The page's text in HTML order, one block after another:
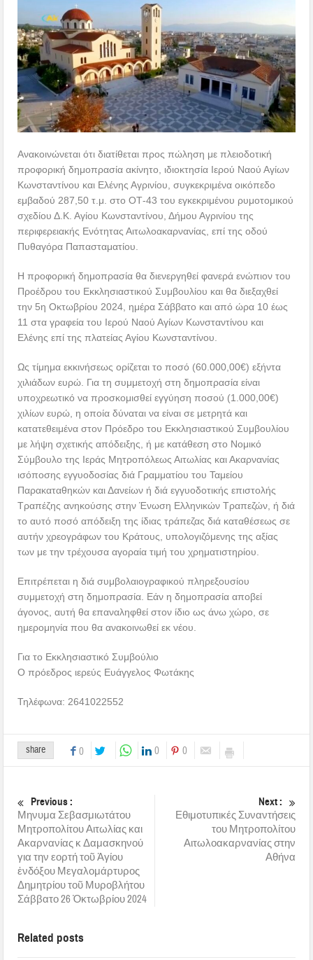
Ανακοινώνεται ότι διατίθεται προς πώληση με πλειοδοτική
προφορική δημοπρασία ακίνητο, ιδιοκτησία Ιερού Ναού Αγίων
Κωνσταντίνου και Ελένης Αγρινίου, συγκεκριμένα οικόπεδο
εμβαδού 287,50 τ.μ. στο ΟΤ-43 του εγκεκριμένου ρυμοτομικού
σχεδίου Δ.Κ. Αγίου Κωνσταντίνου, Δήμου Αγρινίου της
περιφερειακής Ενότητας Αιτωλοακαρνανίας, επί της οδού
Πυθαγόρα Παπασταματίου.
Η προφορική δημοπρασία θα διενεργηθεί φανερά ενώπιον του
Προέδρου του Εκκλησιαστικού Συμβουλίου και θα διεξαχθεί
την 5η Οκτωβρίου 2024, ημέρα Σάββατο και από ώρα 10 έως
11 στα γραφεία του Ιερού Ναού Αγίων Κωνσταντίνου και
Ελένης επί της πλατείας Αγίου Κωνσταντίνου.
Ως τίμημα εκκινήσεως ορίζεται το ποσό (60.000,00€) εξήντα
χιλιάδων ευρώ. Για τη συμμετοχή στη δημοπρασία είναι
υποχρεωτικό να προσκομισθεί εγγύηση ποσού (1.000,00€)
χιλίων ευρώ, η οποία δύναται να είναι σε μετρητά και
κατατεθειμένα στον Πρόεδρο του Εκκλησιαστικού Συμβουλίου
με λήψη σχετικής απόδειξης, ή με κατάθεση στο Νομικό
Σύμβουλο της Ιεράς Μητροπόλεως Αιτωλίας και Ακαρνανίας
ισόποσης εγγυοδοσίας διά Γραμματίου του Ταμείου
Παρακαταθηκών και Δανείων ή διά εγγυοδοτικής επιστολής
Τραπέζης ανηκούσης στην Ένωση Ελληνικών Τραπεζών, ή διά
το αυτό ποσό απόδειξη της ίδιας τράπεζας διά καταθέσεως σε
αυτήν χρεογράφων του Κράτους, υπολογιζόμενης της αξίας
των με την τρέχουσα αγοραία τιμή του χρηματιστηρίου.
Επιτρέπεται η διά συμβολαιογραφικού πληρεξουσίου
συμμετοχή στη δημοπρασία. Εάν η δημοπρασία αποβεί
άγονος, αυτή θα επαναληφθεί στον ίδιο ως άνω χώρο, σε
ημερομηνία που θα ανακοινωθεί εκ νέου.
Για το Εκκλησιαστικό Συμβούλιο
Ο πρόεδρος ιερεύς Ευάγγελος Φωτάκης
Τηλέφωνα: 2641022552
share 0 0 0
Previous :
Μηνυμα Σεβασμιωτάτου
Μητροπολίτου Αιτωλίας και
Ακαρνανίας κ Δαμασκηνού
για την εορτή τοῦ Ἁγίου
ἐνδόξου Μεγαλομάρτυρος
Δημητρίου τοῦ Μυροβλήτου
Σάββατο 26 Ὀκτωβρίου 2024
Next :
Εθιμοτυπικές Συναντήσεις
του Μητροπολίτου
Αιτωλοακαρνανίας στην
Αθήνα
Related posts